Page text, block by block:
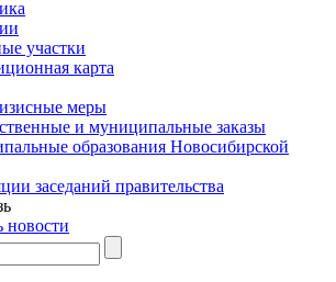
участки
карта
меры
и муниципальные заказы
образования Новосибирской
заседаний правительства
новости